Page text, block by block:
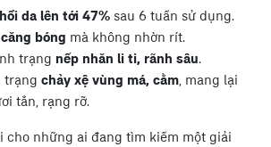
da lên tới 47% sau 6 tuần sử dụng.
bóng mà không nhờn rít.
trạng nếp nhăn li ti, rãnh sâu.
trạng chảy xệ vùng má, cằm, mang lại
tắn, rạng rỡ.
cho những ai đang tìm kiếm một giải